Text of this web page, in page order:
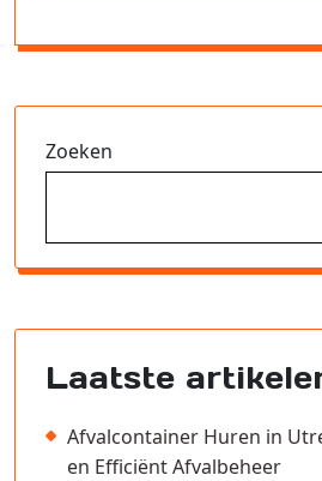
Zoeken
Laatste
Afvalcontainer Huren in
en Efficiënt Afvalbeheer